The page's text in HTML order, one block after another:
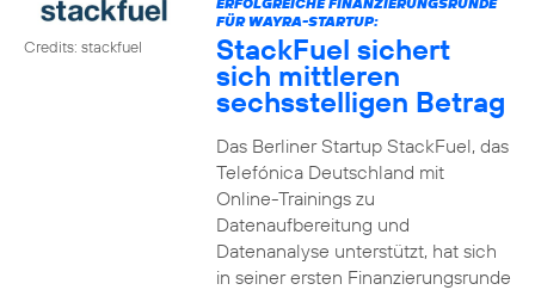
Credits: stackfuel
FÜR WAYRA-STARTUP:
StackFuel sichert
sich mittleren
sechsstelligen Betrag
Das Berliner Startup StackFuel, das
Telefónica Deutschland mit
Online-Trainings zu
Datenaufbereitung und
Datenanalyse unterstützt, hat sich
in seiner ersten Finanzierungsrunde